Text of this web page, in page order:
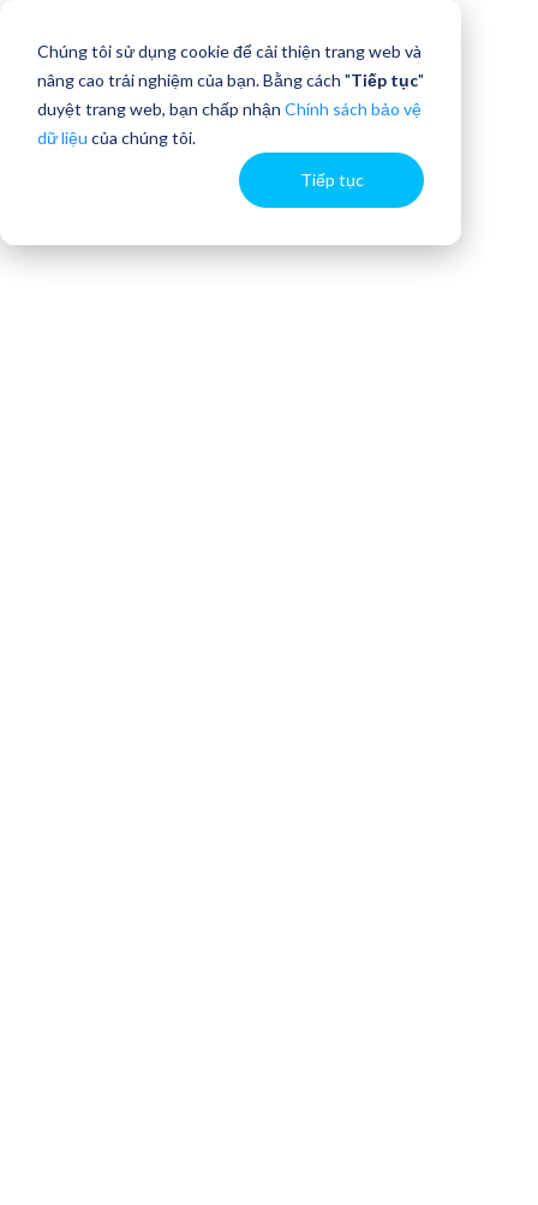
Chúng tôi sử dụng cookie để cải thiện trang web và
nâng cao trải nghiệm của bạn. Bằng cách "Tiếp tục"
duyệt trang web, bạn chấp nhận Chính sách bảo vệ
dữ liệu của chúng tôi.
Tiếp tục